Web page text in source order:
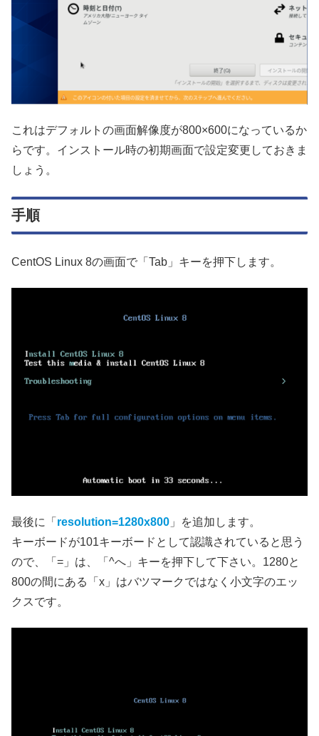
これはデフォルトの画面解像度が800×600になっているか
らです。インストール時の初期画面で設定変更しておきま
しょう。
手順
CentOS Linux 8の画面で「Tab」キーを押下します。
最後に「 resolution=1280x800 」を追加します。
キーボードが101キーボードとして認識されていると思う
ので、「=」は、「^へ」キーを押下して下さい。1280と
800の間にある「x」はバツマークではなく小文字のエッ
クスです。